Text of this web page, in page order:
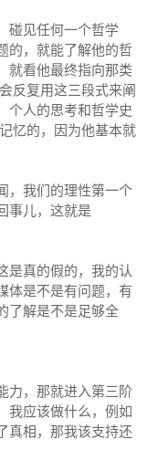
碰见任何一个哲学
的，就能了解他的哲
就看他最终指向那类
反复用这三段式来阐
个人的思考和哲学史
忆的，因为他基本就
，我们的理性第一个
事儿，这就是
是真的假的，我的认
体是不是有问题，有
了解是不是足够全
力，那就进入第三阶
我应该做什么，例如
真相，那我该支持还